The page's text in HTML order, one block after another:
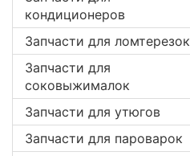
кондиционеров
Запчасти для ломтерезок
Запчасти для
соковыжималок
Запчасти для утюгов
Запчасти для пароварок